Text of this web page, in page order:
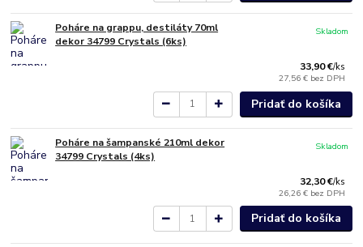
Poháre na grappu, destiláty 70ml
dekor 34799 Crystals (6ks)
33,90 €/ks
27,56 € bez DPH
Skladom
Pridať do košíka
Poháre na šampanské 210ml dekor
34799 Crystals (4ks)
32,30 €/ks
26,26 € bez DPH
Skladom
Pridať do košíka